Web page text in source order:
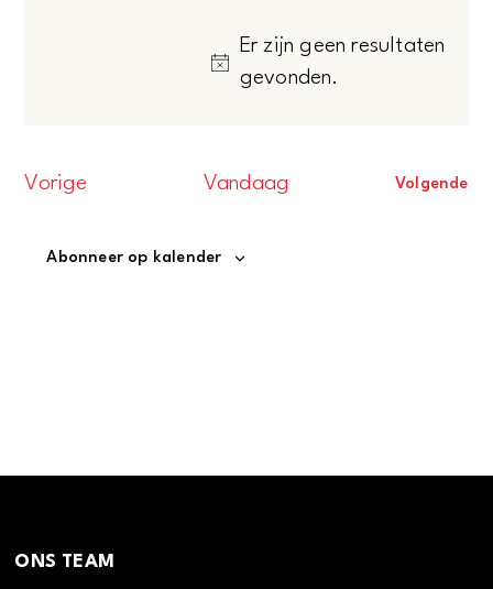
Evenementen
Bericht
Er zijn geen resultaten
gevonden.
weergeven
MET
VERNIEUWD
Vorige EvenementenVandaag
Volgende
Abonneer op kalender
ONS TEAM